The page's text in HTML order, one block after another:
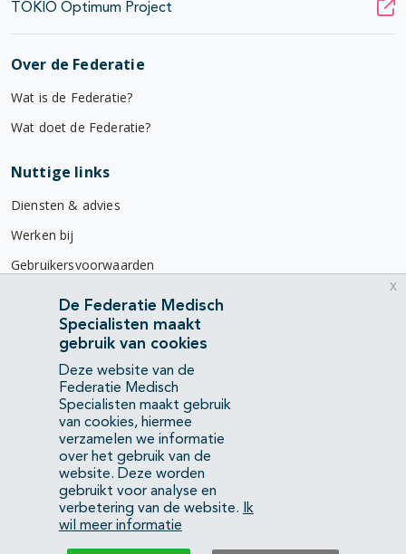
TOKIO Optimum Project
Over de Federatie
Wat is de Federatie?
Wat doet de Federatie?
Nuttige links
Diensten & advies
Werken bij
Gebruikersvoorwaarden
Privacyverklaring
Contact
Mercatorlaan 1200
3528 BL Utrecht
(088) 505 34 34
info@richtlijnendatabase.nl
YouTubeLinkedIn
De Federatie Medisch
Specialisten maakt
gebruik van cookies
Deze website van de
Federatie Medisch
Specialisten maakt gebruik
van cookies, hiermee
verzamelen we informatie
over het gebruik van de
website. Deze worden
gebruikt voor analyse en
verbetering van de website.
Ik
wil meer informatie
x